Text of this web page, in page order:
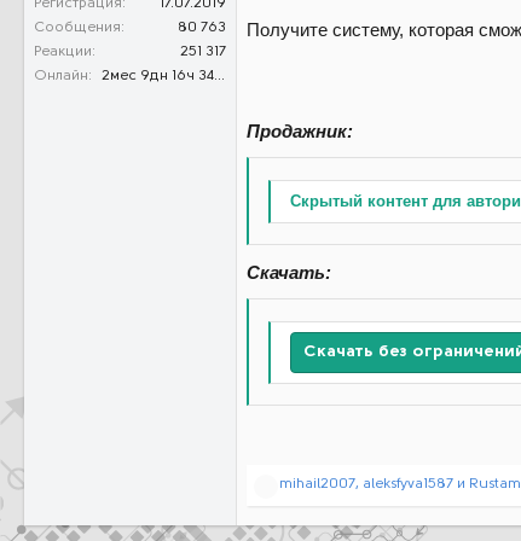
Регистрация
17.07.2019
Сообщения
80 763
Реакции
251 317
Онлайн
2мес 9дн 16ч 34м 50с
Получите систему, которая
Продажник:
Скрытый контент для
Скачать:
Скачать без
Рmihail2007, aleksfyva1587 и